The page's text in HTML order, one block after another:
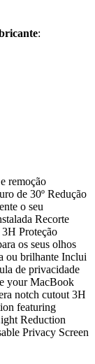
:
remoção
de 30º Redução
o seu
Recorte
3H Proteção
os seus olhos
ou brilhante Inclui
de privacidade
your MacBook
notch cutout 3H
featuring
Reduction
Privacy Screen